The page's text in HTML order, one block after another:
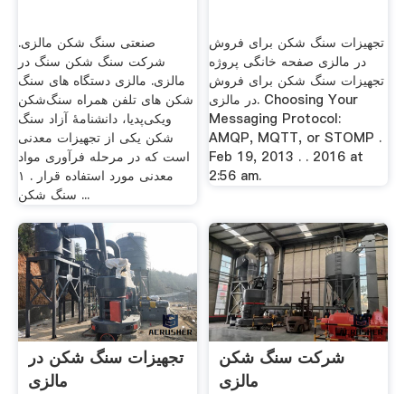
صنعتی سنگ شکن مالزی.
شرکت سنگ شکن سنگ در
مالزی. مالزی دستگاه های سنگ
شکن های تلفن همراه سنگ‌شکن
ویکی‌پدیا، دانشنامهٔ آزاد سنگ
شکن یکی از تجهیزات معدنی
است که در مرحله فرآوری مواد
معدنی مورد استفاده قرار . ۱
سنگ شکن ...
تجهیزات سنگ شکن برای فروش
در مالزی صفحه خانگی پروژه
تجهیزات سنگ شکن برای فروش
در مالزی. Choosing Your
Messaging Protocol:
AMQP, MQTT, or STOMP .
Feb 19, 2013 . . 2016 at
2:56 am.
تجهیزات سنگ شکن در
مالزی
شرکت سنگ شکن
مالزی